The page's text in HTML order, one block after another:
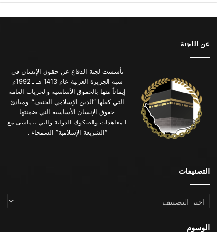
عن اللجنة
تأسست لجنة الدفاع عن حقوق الإنسان في
شبه الجزيرة العربية عام 1413 هـ ـ 1992م
إيماناً منها بالحقوق الأساسية والحريات العامة
التي كفلها “الدين الإسلامي الحنيف”، ومبادئ
حقوق الإنسان الأساسية التي ضمنتها
المعاهدات والصكوك الدولية والتي تتماشى مع
“الشريعة الإسلامية” السمحاء .
التصنيفات
التصنيفات
الوسوم